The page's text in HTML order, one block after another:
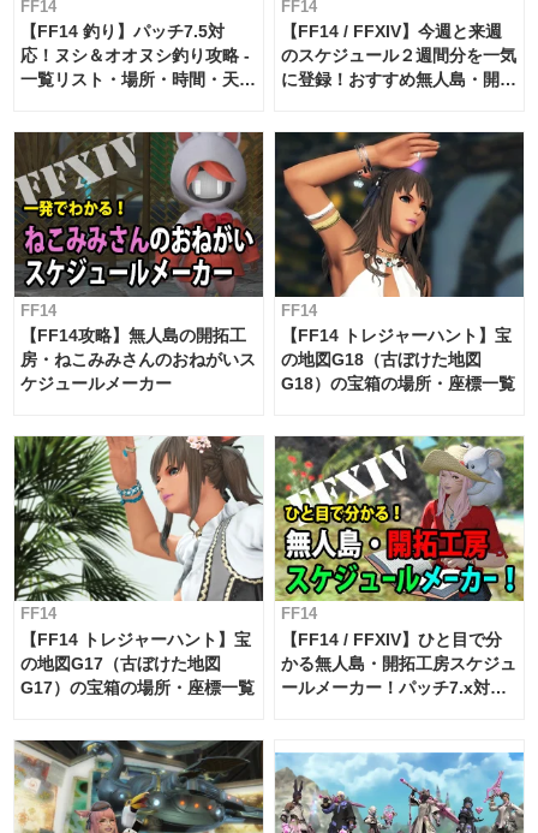
FF14
【FF14 釣り】パッチ7.5対
応！ヌシ＆オオヌシ釣り攻略 -
一覧リスト・場所・時間・天
FF14
【FF14 / FFXIV】今週と来週
のスケジュール２週間分を一気
に登録！おすすめ無人島・開拓
FF14
【FF14攻略】無人島の開拓工
房・ねこみみさんのおねがいス
ケジュールメーカー
FF14
【FF14 トレジャーハント】宝
の地図G18（古ぼけた地図
G18）の宝箱の場所・座標一覧
FF14
【FF14 トレジャーハント】宝
の地図G17（古ぼけた地図
G17）の宝箱の場所・座標一覧
FF14
【FF14 / FFXIV】ひと目で分
かる無人島・開拓工房スケジュ
ールメーカー！パッチ7.x対応